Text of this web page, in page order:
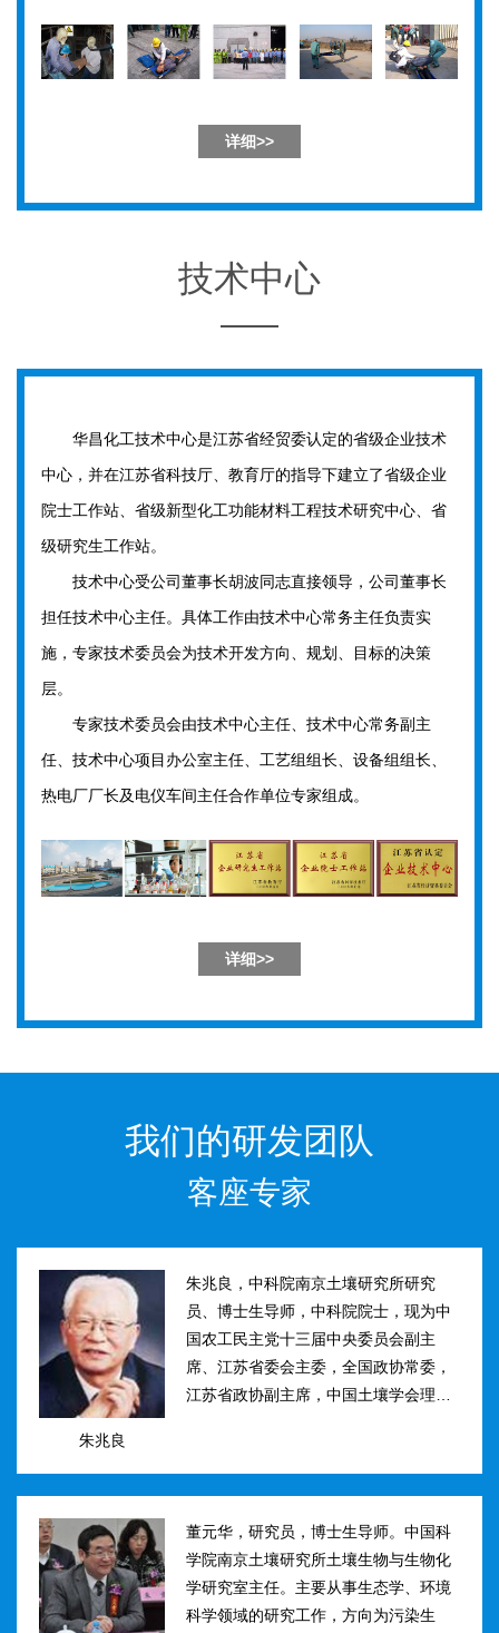
详细>>
技术中心
华昌化工技术中心是江苏省经贸委认定的省级企业技术
中心，并在江苏省科技厅、教育厅的指导下建立了省级企业
院士工作站、省级新型化工功能材料工程技术研究中心、省
级研究生工作站。
技术中心受公司董事长胡波同志直接领导，公司董事长
担任技术中心主任。具体工作由技术中心常务主任负责实
施，专家技术委员会为技术开发方向、规划、目标的决策
层。
专家技术委员会由技术中心主任、技术中心常务副主
任、技术中心项目办公室主任、工艺组组长、设备组组长、
热电厂厂长及电仪车间主任合作单位专家组成。
详细>>
我们的研发团队
客座专家
朱兆良
朱兆良，中科院南京土壤研究所研究
员、博士生导师，中科院院士，现为中
国农工民主党十三届中央委员会副主
席、江苏省委会主委，全国政协常委，
江苏省政协副主席，中国土壤学会理事
国家、中科院、江苏省科技进步奖和自
董元华，研究员，博士生导师。中国科
学院南京土壤研究所土壤生物与生物化
学研究室主任。主要从事生态学、环境
科学领域的研究工作，方向为污染生